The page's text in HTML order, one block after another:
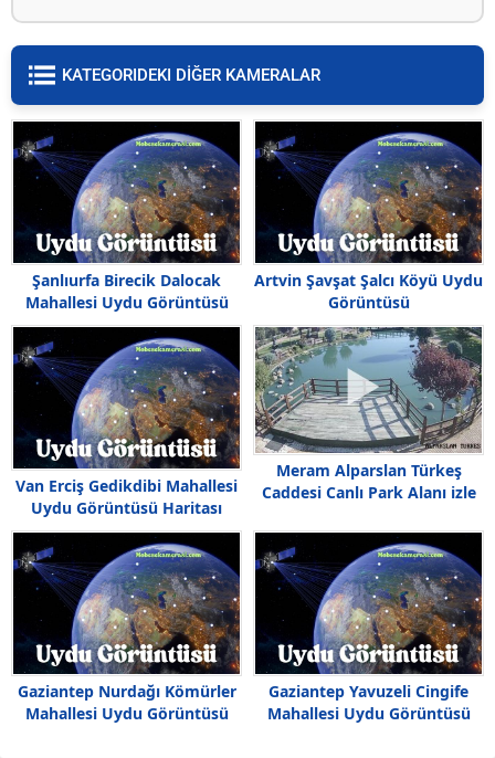
KATEGORIDEKI DİĞER KAMERALAR
Şanlıurfa Birecik Dalocak
Mahallesi Uydu Görüntüsü
Haritası
Artvin Şavşat Şalcı Köyü Uydu
Görüntüsü
Van Erciş Gedikdibi Mahallesi
Uydu Görüntüsü Haritası
Meram Alparslan Türkeş
Caddesi Canlı Park Alanı izle
Gaziantep Nurdağı Kömürler
Mahallesi Uydu Görüntüsü
Gaziantep Yavuzeli Cingife
Mahallesi Uydu Görüntüsü